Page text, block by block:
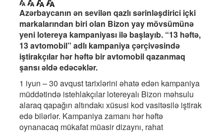
Azərbaycanın ən sevilən qazlı sərinləşdirici içki
markalarından biri olan Bizon yay mövsümünə
yeni lotereya kampaniyası ilə başlayıb. “13 həftə,
13 avtomobil” adlı kampaniya çərçivəsində
iştirakçılar hər həftə bir avtomobil qazanmaq
şansı əldə edəcəklər.
1 iyun – 30 avqust tarixlərini əhatə edən kampaniya
müddətində istehlakçılar lotereyalı Bizon məhsulu
alaraq qapağın altındakı xüsusi kod vasitəsilə iştirak
edə bilərlər. Kampaniya zamanı hər həftə
oynanacaq mükafat müasir dizaynı, rahat